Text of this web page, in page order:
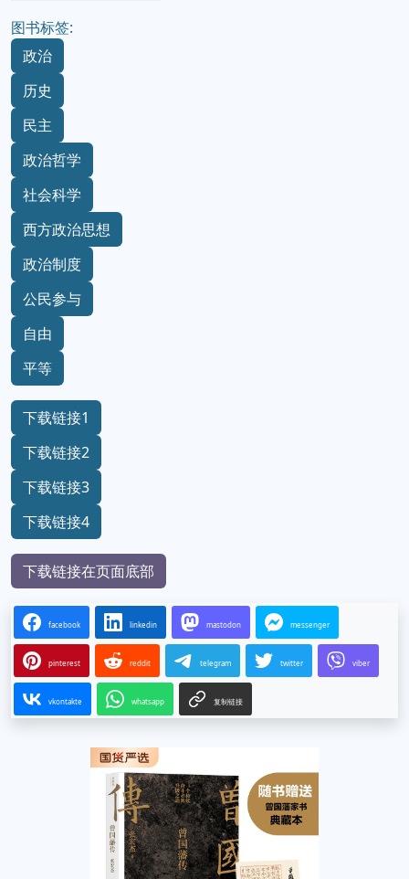
图书标签:
政治
历史
民主
政治哲学
社会科学
西方政治思想
政治制度
公民参与
自由
平等
下载链接1
下载链接2
下载链接3
下载链接4
下载链接在页面底部
facebook linkedin mastodon messenger
pinterest reddit telegram twitter viber
vkontakte whatsapp 复制链接